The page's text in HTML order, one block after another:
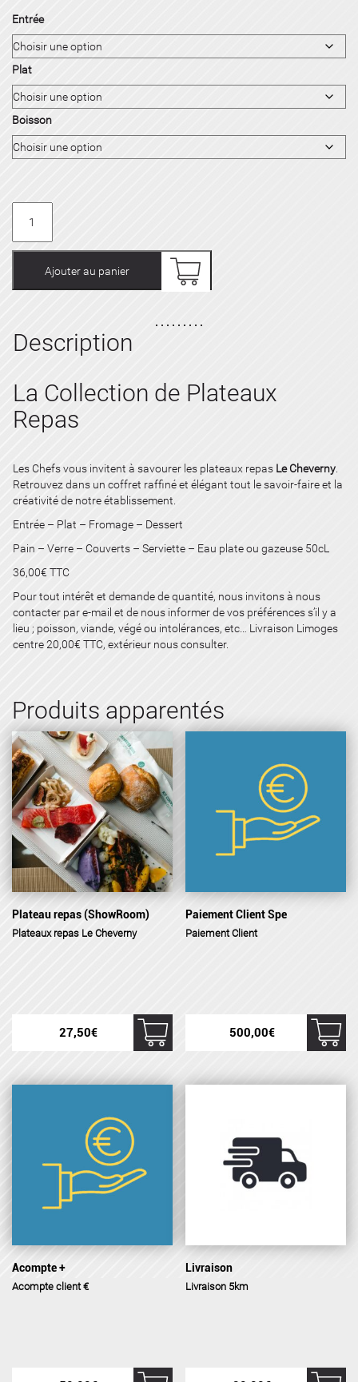
Entrée
Plat
Boisson
Plateau
Ajouter au panier
Description
La Collection de Plateaux
Repas
Les Chefs vous invitent à savourer les plateaux repas Le Cheverny.
Retrouvez dans un coffret raffiné et élégant tout le savoir-faire et la
créativité de notre établissement.
Entrée – Plat – Fromage – Dessert
Pain – Verre – Couverts – Serviette – Eau plate ou gazeuse 50cL
36,00€ TTC
Pour tout intérêt et demande de quantité, nous invitons à nous
contacter par e-mail et de nous informer de vos préférences s’il y a
lieu ; poisson, viande, végé ou intolérances, etc… Livraison Limoges
centre 20,00€ TTC, extérieur nous consulter.
Produits apparentés
Plateau repas (ShowRoom)
Plateaux repas Le Cheverny
27,50€
Paiement Client Spe
Paiement Client
500,00€
Acompte +
Acompte client €
Livraison
Livraison 5km